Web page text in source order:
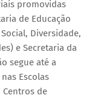
promovidas
de Educação
Diversidade,
e Secretaria da
segue até a
Escolas
Centros de